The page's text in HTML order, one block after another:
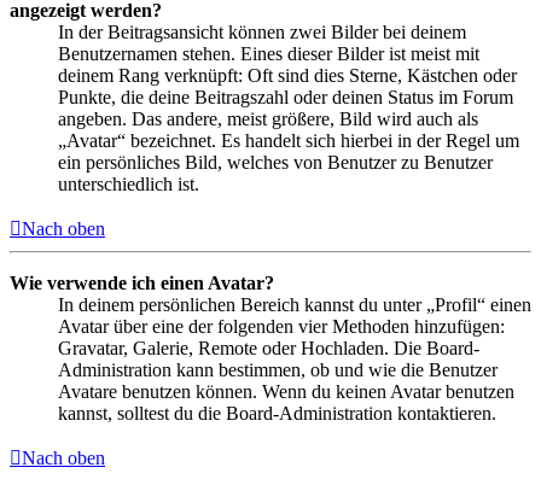
angezeigt werden?
In der Beitragsansicht können zwei Bilder bei deinem
Benutzernamen stehen. Eines dieser Bilder ist meist mit
deinem Rang verknüpft: Oft sind dies Sterne, Kästchen oder
Punkte, die deine Beitragszahl oder deinen Status im Forum
angeben. Das andere, meist größere, Bild wird auch als
„Avatar“ bezeichnet. Es handelt sich hierbei in der Regel um
ein persönliches Bild, welches von Benutzer zu Benutzer
unterschiedlich ist.
Nach oben
Wie verwende ich einen Avatar?
In deinem persönlichen Bereich kannst du unter „Profil“ einen
Avatar über eine der folgenden vier Methoden hinzufügen:
Gravatar, Galerie, Remote oder Hochladen. Die Board-
Administration kann bestimmen, ob und wie die Benutzer
Avatare benutzen können. Wenn du keinen Avatar benutzen
kannst, solltest du die Board-Administration kontaktieren.
Nach oben